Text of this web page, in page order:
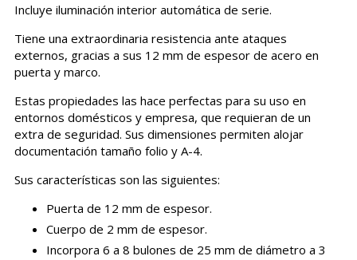
Incluye iluminación interior automática de serie.
Tiene una extraordinaria resistencia ante ataques
externos, gracias a sus 12 mm de espesor de acero en
puerta y marco.
Estas propiedades las hace perfectas para su uso en
entornos domésticos y empresa, que requieran de un
extra de seguridad. Sus dimensiones permiten alojar
documentación tamaño folio y A-4.
Sus características son las siguientes:
Puerta de 12 mm de espesor.
Cuerpo de 2 mm de espesor.
Incorpora 6 a 8 bulones de 25 mm de diámetro a 3